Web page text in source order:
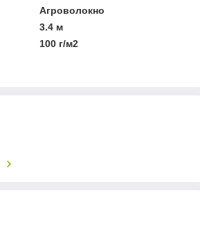
Агроволокно
3.4 м
100 г/м2